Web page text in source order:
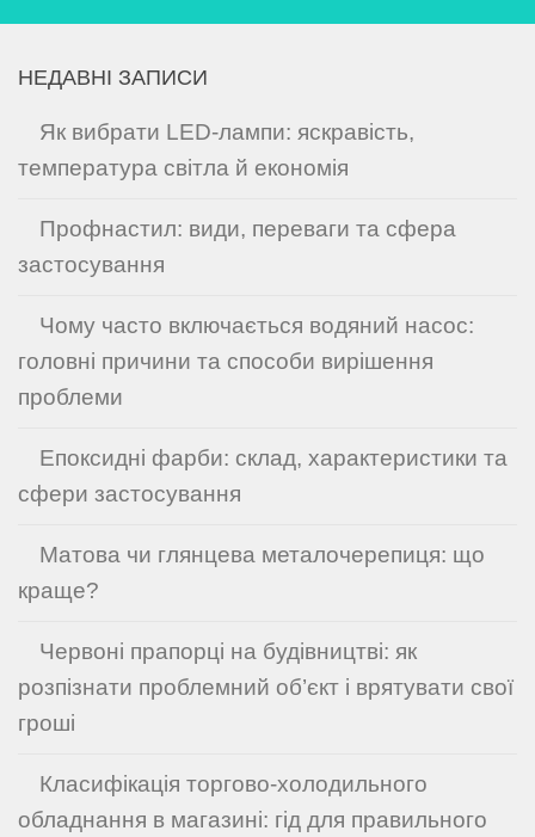
НЕДАВНІ ЗАПИСИ
Як вибрати LED-лампи: яскравість,
температура світла й економія
Профнастил: види, переваги та сфера
застосування
Чому часто включається водяний насос:
головні причини та способи вирішення
проблеми
Епоксидні фарби: склад, характеристики та
сфери застосування
Матова чи глянцева металочерепиця: що
краще?
Червоні прапорці на будівництві: як
розпізнати проблемний об’єкт і врятувати свої
гроші
Класифікація торгово-холодильного
обладнання в магазині: гід для правильного